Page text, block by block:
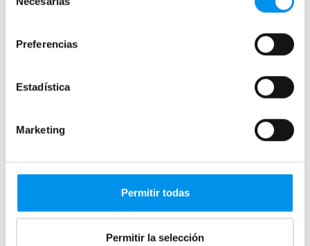
Preferencias
Estadística
Marketing
Permitir todas
Permitir la selección
Mamparas de colores
Mamparas de perfilería blanca